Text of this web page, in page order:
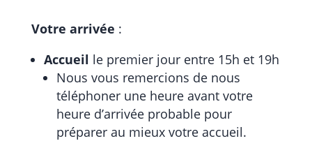
Votre arrivée :
Accueil le premier jour entre 15h et 19h
Nous vous remercions de nous
téléphoner une heure avant votre
heure d’arrivée probable pour
préparer au mieux votre accueil.